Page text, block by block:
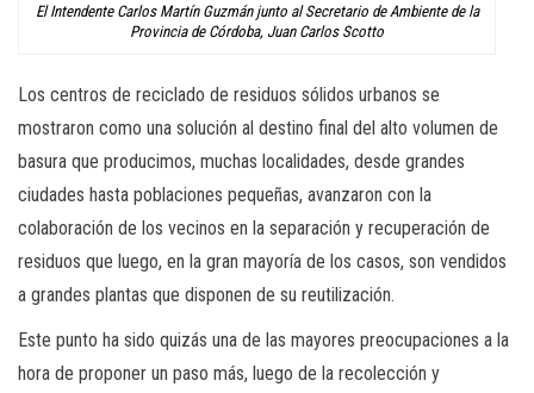
El Intendente Carlos Martín Guzmán junto al Secretario de Ambiente de la
Provincia de Córdoba, Juan Carlos Scotto
Los centros de reciclado de residuos sólidos urbanos se
mostraron como una solución al destino final del alto volumen de
basura que producimos, muchas localidades, desde grandes
ciudades hasta poblaciones pequeñas, avanzaron con la
colaboración de los vecinos en la separación y recuperación de
residuos que luego, en la gran mayoría de los casos, son vendidos
a grandes plantas que disponen de su reutilización.
Este punto ha sido quizás una de las mayores preocupaciones a la
hora de proponer un paso más, luego de la recolección y